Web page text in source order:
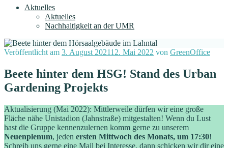
Aktuelles
Aktuelles
Nachhaltigkeit an der UMR
Veröffentlicht am 3. August 202112. Mai 2022 von GreenOffice
Beete hinter dem HSG! Stand des Urban
Gardening Projekts
Aktualisierung (Mai 2022): Mittlerweile dürfen wir eine große
Fläche nähe Unistadion (Jahnstraße) mitgestalten! Wenn du Lust
hast die Gruppe kennenzulernen komm gerne zu unserem
Neuenplenum, jeden ersten Mittwoch des Monats, um 17:30!
Schreib uns gerne eine Mail bei Interesse, dann schicken wir dir eine